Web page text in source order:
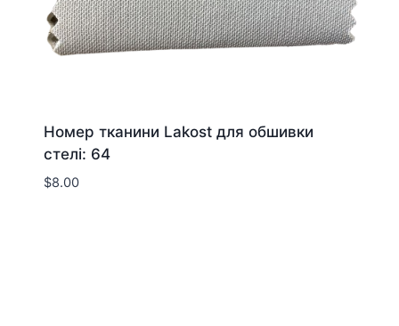
Номер тканини Lakost для обшивки
стелі: 64
$8.00